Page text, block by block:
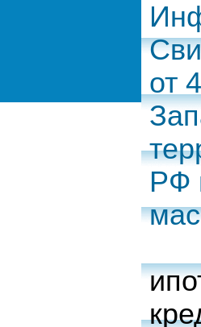
от
РФ